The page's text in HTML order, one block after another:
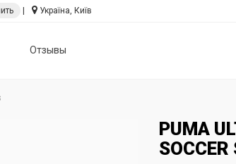
Отзывы
Україна, Київ
PUMA
SOCCER